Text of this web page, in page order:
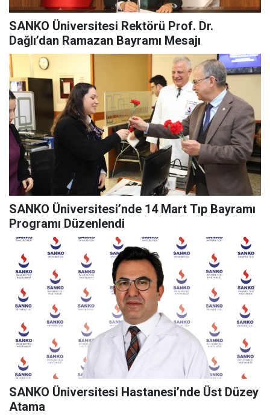
SANKO Üniversitesi Rektörü Prof. Dr.
Dağlı’dan Ramazan Bayramı Mesajı
SANKO Üniversitesi’nde 14 Mart Tıp Bayramı
Programı Düzenlendi
SANKO Üniversitesi Hastanesi’nde Üst Düzey
Atama